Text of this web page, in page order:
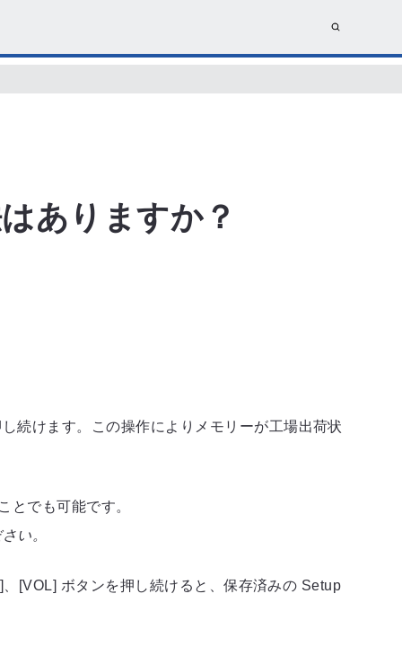
ありますか？
続けます。この操作によりメモリーが工場出荷状
とでも可能です。
い。
[VOL] ボタンを押し続けると、保存済みの Setup